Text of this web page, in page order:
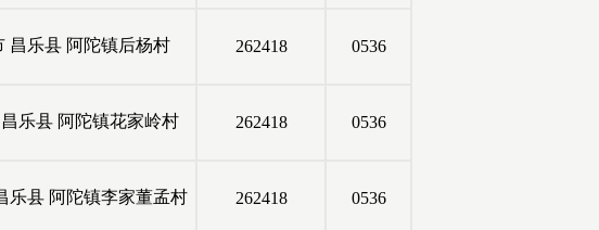
昌乐县 阿陀镇后杨村 262418 0536
昌乐县 阿陀镇花家岭村 262418 0536
乐县 阿陀镇李家董孟村 262418 0536